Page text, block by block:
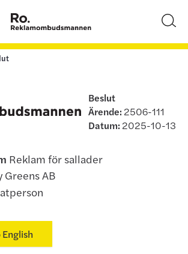
Beslut
Ärende: 2506-111
Datum: 2025-10-13
Reklam för sallader
Greens AB